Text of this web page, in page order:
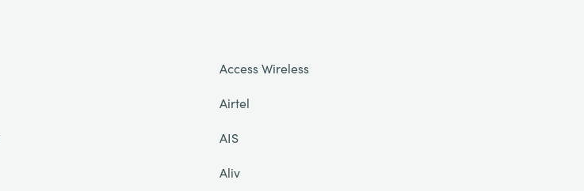
Access Wireless
Airtel
AIS
Aliv